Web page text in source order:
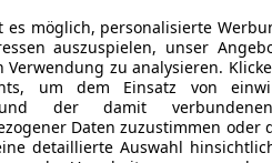
es möglich, personalisierte
auszuspielen, unser
Verwendung zu analysieren.
um dem Einsatz von
der damit
Daten zuzustimmen oder
detaillierte Auswahl